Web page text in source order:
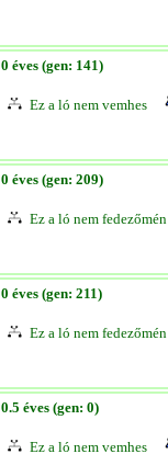
0 éves (gen: 141)
Ez a ló nem vemhes
0 éves (gen: 209)
Ez a ló nem fedezőmén
0 éves (gen: 211)
Ez a ló nem fedezőmén
0.5 éves (gen: 0)
Ez a ló nem vemhes